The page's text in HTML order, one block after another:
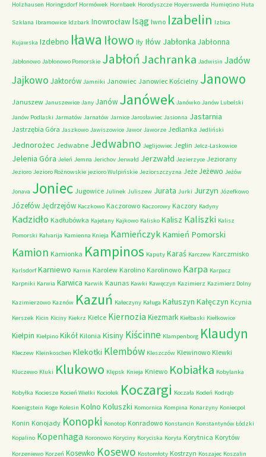
Holzhausen Horingsdorf Hormówek Hornbaek Horodyszcze Hoyerswerda Humięcino Huta
Szklana Ibramowice Idzbark Inowrocław Isąg Iwno Izabelin Izbica
Kujawska Izdebno Iława Iłowo Iły Iłów Jabłonka Jabłonna
Jabłonowo Jabłonowo Pomorskie JabłońJachranka Jadwisin Jadów
Jajkowo Jaktorów Jamniki Janowiec Janowiec Kościelny Janowo
Januszew Januszewice Jany Janów Janówek Janówko Janów Lubelski
Janów Podlaski Jarmatów Jarnatów Jarnice Jarosławiec Jasionna Jastarnia
Jastrzębia Góra Jaszkowo Jawiszowice Jawor Jaworze Jedlanka Jedliński
Jednorożec Jedwabne Jedwabno Jeglijowiec Jeglin Jelcz-Laskowice
Jelenia Góra Jeleń Jemna Jerichov Jerwałd Jerzwałd Jezierzyce Jeziorany
Jezioro Jezioro Rożnowskie jezioro Wulpińskie Jeziorszczyzna Jeże Jeżewo Jeżów
Jonava Joniec Jugowice Julinek Juliszew Jurata Jurki Jurzyn Józefkowo
JózefówJędrzejów Kaczkowo Kaczorowo Kaczorowy Kaczory Kadyny
Kadzidło Kadłubówka Kajetany Kajkowo Kalisko Kalisz Kaliszki Kalisz
Pomorski Kalvarija Kamienna Knieja Kamieńczyk Kamień Pomorski
Kamion Kamionka Kampinos Kaputy Karaś Karczew Karczmisko
Karlsdorf Karniewo Karnin Karolew Karolino Karolinowo Karpa Karpacz
Karpniki Karwia Karwica Karwik Kaunas Kawki Kawęczyn Kazimierz Kazimierz Dolny
Kazimierzowo Kaznów Kazuń Kałeczyny Kaługa Kałuszyn Kałęczyn Kcynia
Kerszek Kicin Kiciny Kiekrz Kielce Kiernozia Kiezmark Kiełbaski Kiełkowice
Kiełpin Kiełpino Kikół Kilonia Kisiny Kiścinne Klampenborg Klaudyn
Kleczew Kleinkoschen Klekotki Klembów Kleszczów Klewinowo Klewki
Kluczewo Kluki Klukowo Klępsk Knieja Kniewo Kobiałka Kobylanka
Kobyłka Kociesze Kocień Wielki Kociołek Koczargi Koczała Kodeń Kodrąb
Koenigstein Koge Kolesin Kolno Koluszki Komornica Kompina Konarzyny Koniecpol
Konin Konojady Konopki Konotop Konradowo Konstancin Konstantynów Łódzki
Kopalino Kopenhaga Koronowo Koryciny Koryciska Koryta Korytnica Korytów
Korzeniewo Korzeń Kosewko Kosewo Kostomłoty Kostrzyn Koszajec Koszalin